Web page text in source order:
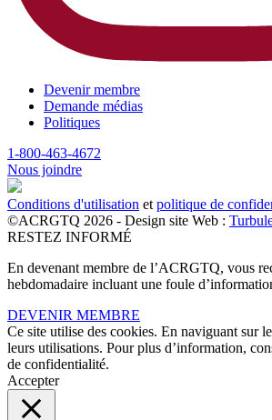
Devenir membre
Demande médias
Politiques
1-800-463-4672
Nous joindre
Conditions d'utilisation etpolitique de
©ACRGTQ 2026 - Design site Web :
RESTEZ INFORMÉ
En devenant membre de l’ACRGTQ, vous
hebdomadaire incluant une foule
DEVENIR MEMBRE
Ce site utilise des cookies. En naviguant sur
leurs utilisations. Pour plus d’information,
de confidentialité.
Accepter